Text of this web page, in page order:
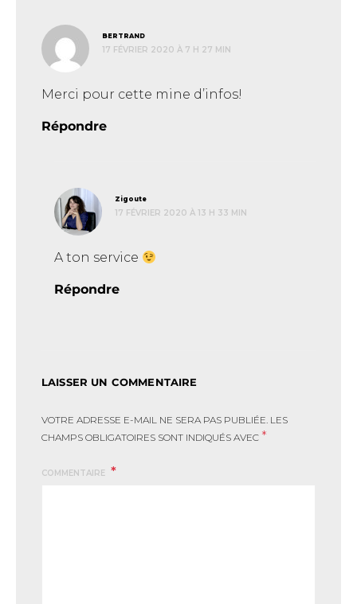
BERTRAND
17 FÉVRIER 2020 À 7 H 27 MIN
Merci pour cette mine d’infos!
Répondre
Zigoute
17 FÉVRIER 2020 À 13 H 33 MIN
A ton service
Répondre
LAISSER UN COMMENTAIRE
VOTRE ADRESSE E-MAIL NE SERA PAS PUBLIÉE. LES
CHAMPS OBLIGATOIRES SONT INDIQUÉS AVEC *
COMMENTAIRE